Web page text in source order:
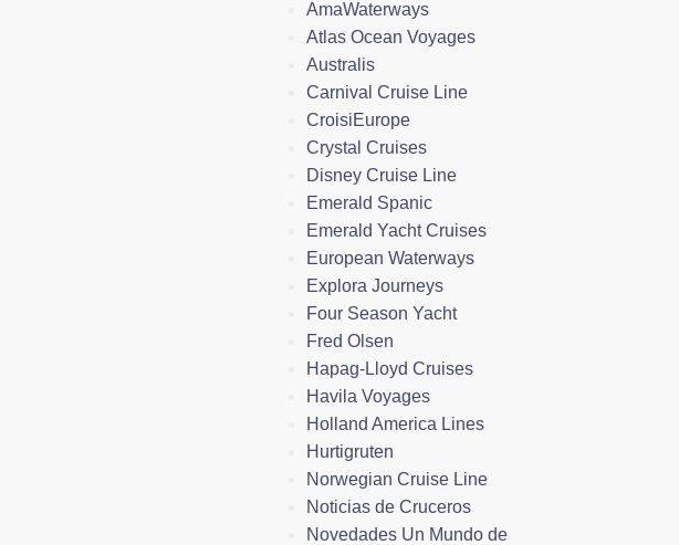
AmaWaterways
Atlas Ocean Voyages
Australis
Carnival Cruise Line
CroisiEurope
Crystal Cruises
Disney Cruise Line
Emerald Spanic
Emerald Yacht Cruises
European Waterways
Explora Journeys
Four Season Yacht
Fred Olsen
Hapag-Lloyd Cruises
Havila Voyages
Holland America Lines
Hurtigruten
Norwegian Cruise Line
Noticias de Cruceros
Novedades Un Mundo de